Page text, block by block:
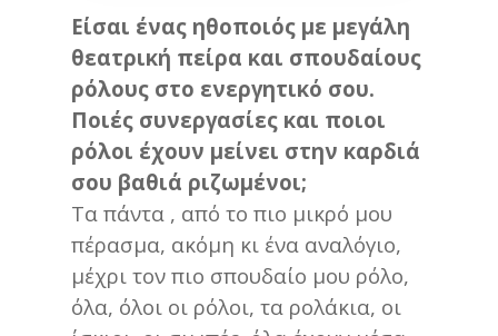
Είσαι ένας ηθοποιός με μεγάλη
θεατρική πείρα και σπουδαίους
ρόλους στο ενεργητικό σου.
Ποιές συνεργασίες και ποιοι
ρόλοι έχουν μείνει στην καρδιά
σου βαθιά ριζωμένοι;
Τα πάντα , από το πιο μικρό μου
πέρασμα, ακόμη κι ένα αναλόγιο,
μέχρι τον πιο σπουδαίο μου ρόλο,
όλα, όλοι οι ρόλοι, τα ρολάκια, οι